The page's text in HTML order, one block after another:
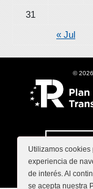
« Jul
31
©
Utilizamos
experiencia de
de interés. Al
se acepta nuestra